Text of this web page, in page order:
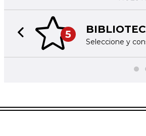
5
Seleccione y
Previous slide